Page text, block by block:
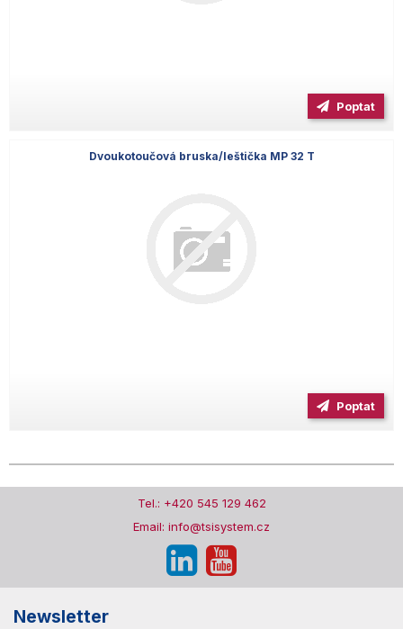
Poptat
Dvoukotoučová bruska/leštička MP 32 T
Poptat
Tel.: +420 545 129 462
Email: info@tsisystem.cz
Newsletter